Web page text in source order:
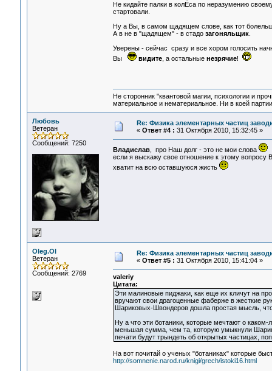
Не кидайте палки в колЁса по неразумению
стартовали.
Ну а Вы, в самом щадящем слове, как тот
А в не в "щадящем" - в стадо загоняльщик.
Уверены - сейчас сразу и все хором голосить
Вы
видите, а остальные незрячие!
Не сторонник "квантовой магии, психологии и
материальное и нематериальное. Ни в коей
Любовь
Ветеран
Сообщений: 7250
Re: Физика элементарных частиц
« Ответ #4 : 31 Октября 2010, 15:32:45 »
Владислав, про Наш долг - это не мои слова
если я выскажу свое отношение к этому вопросу
хватит на всю оставшуюся жисть
Oleg.Ol
Ветеран
Сообщений: 2769
Re: Физика элементарных частиц
« Ответ #5 : 31 Октября 2010, 15:41:04 »
valeriy
Цитата:
Эти малиновые пиджаки, как еще их кличут на
вручают свои драгоценные фаберже в жесткие
Шариковых-Швондеров дошла простая мысль,
Ну а что эти ботаники, которые мечтают о каком-
меньшая сумма, чем та, которую умыкнули
печати будут трындеть об открытых частицах,
На вот почитай о ученых "ботаниках" которые
http://somnenie.narod.ru/knigi/grech/istoki16.html